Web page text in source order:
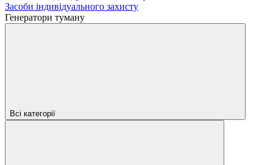
Засоби індивідуального захисту
Генератори туману
Всі категорії